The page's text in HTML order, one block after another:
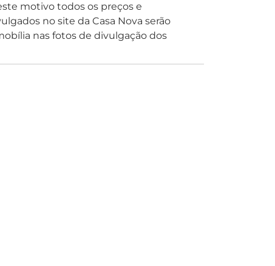
motivo todos os preços e
no site da Casa Nova serão
nas fotos de divulgação dos